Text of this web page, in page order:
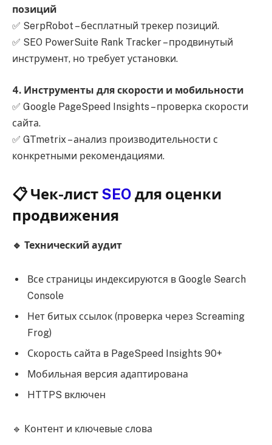
позиций
✅ SerpRobot – бесплатный трекер позиций.
✅ SEO PowerSuite Rank Tracker – продвинутый
инструмент, но требует установки.
4. Инструменты для скорости и мобильности
✅ Google PageSpeed Insights – проверка скорости
сайта.
✅ GTmetrix – анализ производительности с
конкретными рекомендациями.
📋 Чек-лист SEO для оценки
продвижения
🔹 Технический аудит
Все страницы индексируются в Google Search
Console
Нет битых ссылок (проверка через Screaming
Frog)
Скорость сайта в PageSpeed Insights 90+
Мобильная версия адаптирована
HTTPS включен
🔹 Контент и ключевые слова